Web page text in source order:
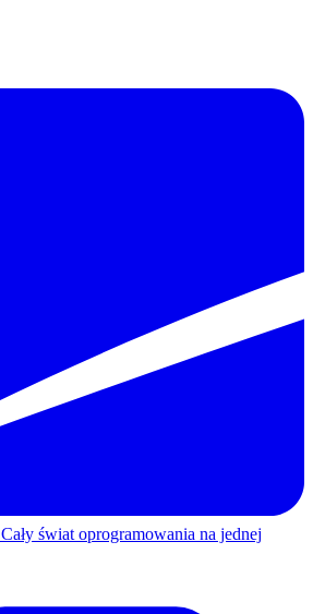
Cały świat oprogramowania na jednej